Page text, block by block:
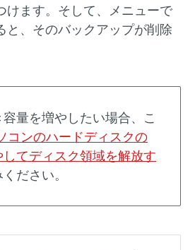
けます。そして、メニューで
と、そのバックアップが削除
量を増やしたい場合、こ
コンのハードディスクの
てディスク領域を解放す
ださい。